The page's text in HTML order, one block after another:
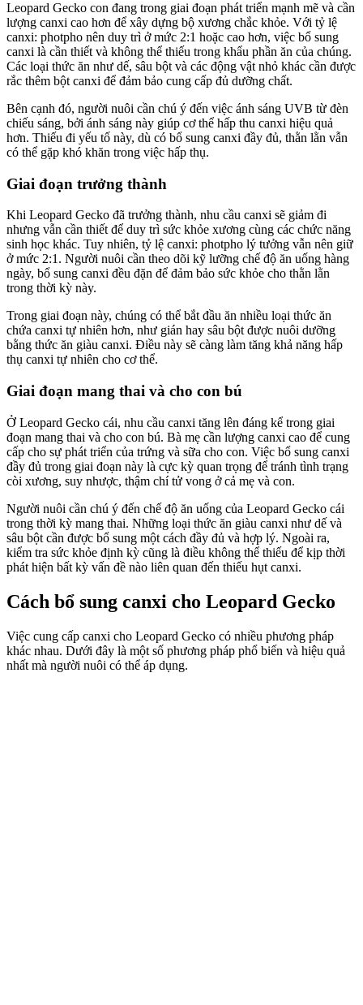
Leopard Gecko con đang trong giai đoạn phát triển mạnh mẽ và cần
lượng canxi cao hơn để xây dựng bộ xương chắc khỏe. Với tỷ lệ
canxi: photpho nên duy trì ở mức 2:1 hoặc cao hơn, việc bổ sung
canxi là cần thiết và không thể thiếu trong khẩu phần ăn của chúng.
Các loại thức ăn như dế, sâu bột và các động vật nhỏ khác cần được
rắc thêm bột canxi để đảm bảo cung cấp đủ dưỡng chất.
Bên cạnh đó, người nuôi cần chú ý đến việc ánh sáng UVB từ đèn
chiếu sáng, bởi ánh sáng này giúp cơ thể hấp thu canxi hiệu quả
hơn. Thiếu đi yếu tố này, dù có bổ sung canxi đầy đủ, thằn lằn vẫn
có thể gặp khó khăn trong việc hấp thụ.
Giai đoạn trưởng thành
Khi Leopard Gecko đã trưởng thành, nhu cầu canxi sẽ giảm đi
nhưng vẫn cần thiết để duy trì sức khỏe xương cùng các chức năng
sinh học khác. Tuy nhiên, tỷ lệ canxi: photpho lý tưởng vẫn nên giữ
ở mức 2:1. Người nuôi cần theo dõi kỹ lưỡng chế độ ăn uống hàng
ngày, bổ sung canxi đều đặn để đảm bảo sức khỏe cho thằn lằn
trong thời kỳ này.
Trong giai đoạn này, chúng có thể bắt đầu ăn nhiều loại thức ăn
chứa canxi tự nhiên hơn, như gián hay sâu bột được nuôi dưỡng
bằng thức ăn giàu canxi. Điều này sẽ càng làm tăng khả năng hấp
thụ canxi tự nhiên cho cơ thể.
Giai đoạn mang thai và cho con bú
Ở Leopard Gecko cái, nhu cầu canxi tăng lên đáng kể trong giai
đoạn mang thai và cho con bú. Bà mẹ cần lượng canxi cao để cung
cấp cho sự phát triển của trứng và sữa cho con. Việc bổ sung canxi
đầy đủ trong giai đoạn này là cực kỳ quan trọng để tránh tình trạng
còi xương, suy nhược, thậm chí tử vong ở cả mẹ và con.
Người nuôi cần chú ý đến chế độ ăn uống của Leopard Gecko cái
trong thời kỳ mang thai. Những loại thức ăn giàu canxi như dế và
sâu bột cần được bổ sung một cách đầy đủ và hợp lý. Ngoài ra,
kiểm tra sức khỏe định kỳ cũng là điều không thể thiếu để kịp thời
phát hiện bất kỳ vấn đề nào liên quan đến thiếu hụt canxi.
Cách bổ sung canxi cho Leopard Gecko
Việc cung cấp canxi cho Leopard Gecko có nhiều phương pháp
khác nhau. Dưới đây là một số phương pháp phổ biến và hiệu quả
nhất mà người nuôi có thể áp dụng.